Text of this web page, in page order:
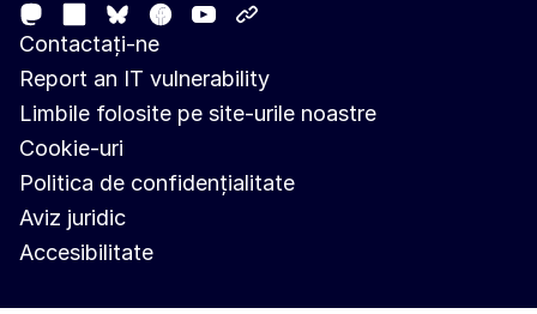
MastodonLinkedIn
Bluesky
Facebook
Youtube
Contactați-ne
Report an IT vulnerability
Limbile folosite pe site-urile noastre
Cookie-uri
Politica de confidențialitate
Aviz juridic
Accesibilitate